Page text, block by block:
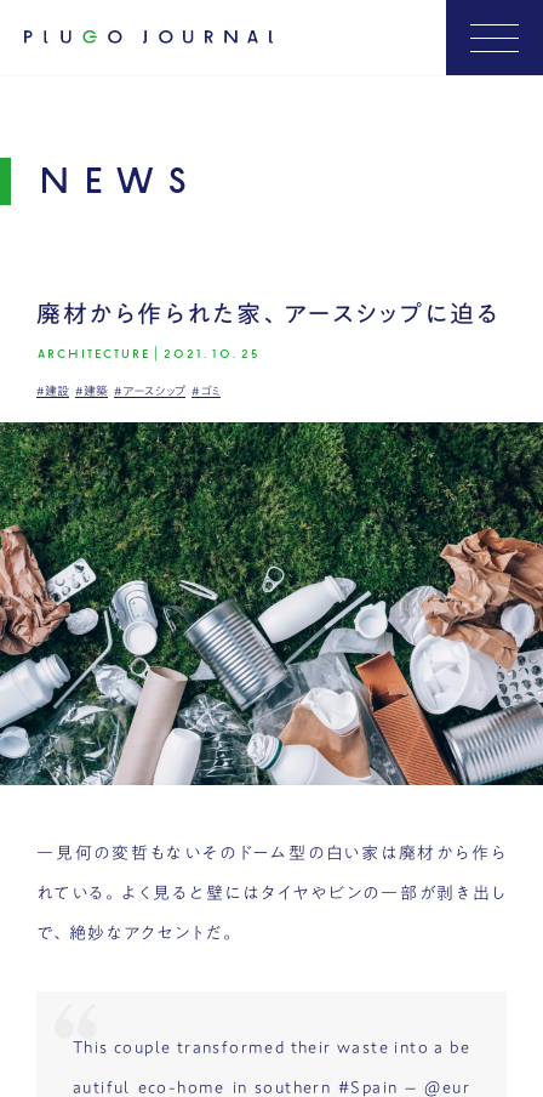
NEWS
廃材から作られた家、アースシップに迫る
ARCHITECTURE 2021.10.25
#建設 #建築 #アースシップ #ゴミ
一見何の変哲もないそのドーム型の白い家は廃材から作ら
れている。よく見ると壁にはタイヤやビンの一部が剥き出し
で、絶妙なアクセントだ。
This couple transformed their waste into a be
autiful eco-home in southern #Spain –@eur